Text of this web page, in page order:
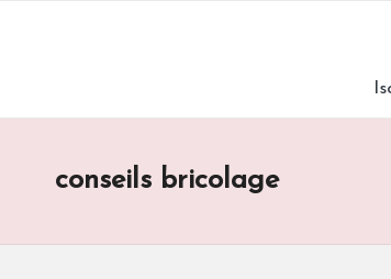
content
conseils bricolage